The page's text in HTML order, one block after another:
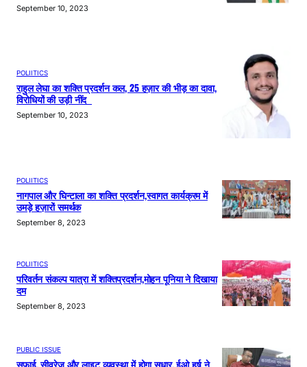
September 10, 2023
POLIITICS
राहुल लेघा का शक्ति प्रदर्शन कल, 25 हज़ार की भीड़ का दावा,
विरोधियों की उड़ी नींद
September 10, 2023
POLIITICS
नागपाल और घिन्टाला का शक्ति प्रदर्शन,स्वागत कार्यक्रम में
उमड़े हज़ारों समर्थक
September 8, 2023
POLIITICS
परिवर्तन संकल्प यात्रा में शक्तिप्रदर्शन,मोहन पूनिया ने दिखाया
दम
September 8, 2023
PUBLIC ISSUE
सफाई, सीवरेज और लाइट व्यवस्था में होगा सुधार, ईओ हर्ष ने